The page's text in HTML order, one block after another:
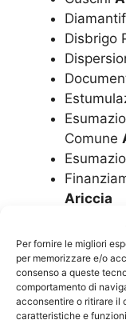
Per fornire le migliori
per memorizzare e/o
consenso a queste
comportamento di
acconsentire o ritirare il
caratteristiche e
Disbrigo
Comune
Ariccia
Funerale
Ariccia
Funerale